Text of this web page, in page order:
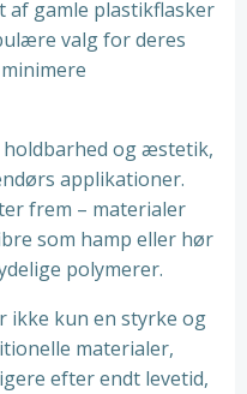
gamle plastikflasker
valg for deres
og æstetik,
applikationer.
frem – materialer
som hamp eller hør
polymerer.
ikke kun en styrke og
materialer,
efter endt levetid,